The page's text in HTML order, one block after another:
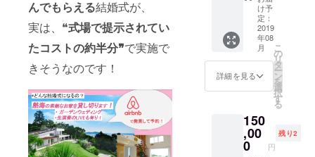
んでもらえる結婚式が、
実は、❝式場で提示されてい
たコストの約半分❞で実施で
きそうなのです！
とし
て、特
別記載
しま
す。
前も記
載させ
て頂き
ます！
の方、
「カス
タマイ
ズ婚」
でのお
仕事を
ご紹介
させて
いただ
です
か？
（これ
から、
け予
定：
2019
年08
月
詳細を見る
こ
の
リ
タ
ー
ン
を
選
択
す
る
150
,00
0 円
残り2